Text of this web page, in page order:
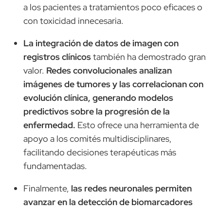
a los pacientes a tratamientos poco eficaces o
con toxicidad innecesaria.
La integración de datos de imagen con
registros clínicostambién ha demostrado gran
valor. Redes convolucionales analizan
imágenes de tumores y las correlacionan con
evolución clínica, generando modelos
predictivos sobre la progresión de la
enfermedad. Esto ofrece una herramienta de
apoyo a los comités multidisciplinares,
facilitando decisiones terapéuticas más
fundamentadas.
Finalmente, las redes neuronales permiten
avanzar en la detección de biomarcadores